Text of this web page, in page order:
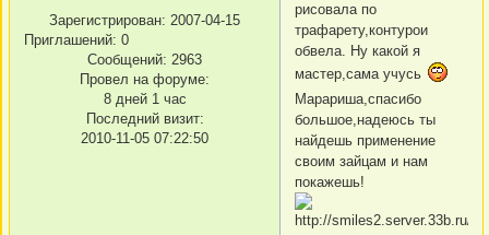
Зарегистрирован: 2007-04-15
Приглашений: 0
Сообщений: 2963
Провел на форуме:
8 дней 1 час
Последний визит:
2010-11-05 07:22:50
рисовала по
трафарету,контурои
обвела. Ну какой я
мастер,сама учусь
Марариша,спасибо
большое,надеюсь ты
найдешь применение
своим зайцам и нам
покажешь!